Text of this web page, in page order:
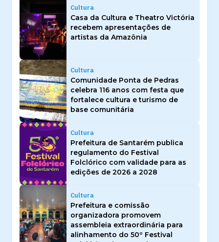
Cultura
Casa da Cultura e Theatro Victória
recebem apresentações de
artistas da Amazônia
Cultura
Comunidade Ponta de Pedras
celebra 116 anos com festa que
fortalece cultura e turismo de
base comunitária
Cultura
Prefeitura de Santarém publica
regulamento do Festival
Folclórico com validade para as
edições de 2026 a 2028
Cultura
Prefeitura e comissão
organizadora promovem
assembleia extraordinária para
alinhamento do 50º Festival